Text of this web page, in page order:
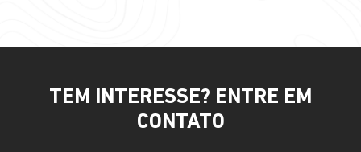
TEM INTERESSE? ENTRE EM
CONTATO